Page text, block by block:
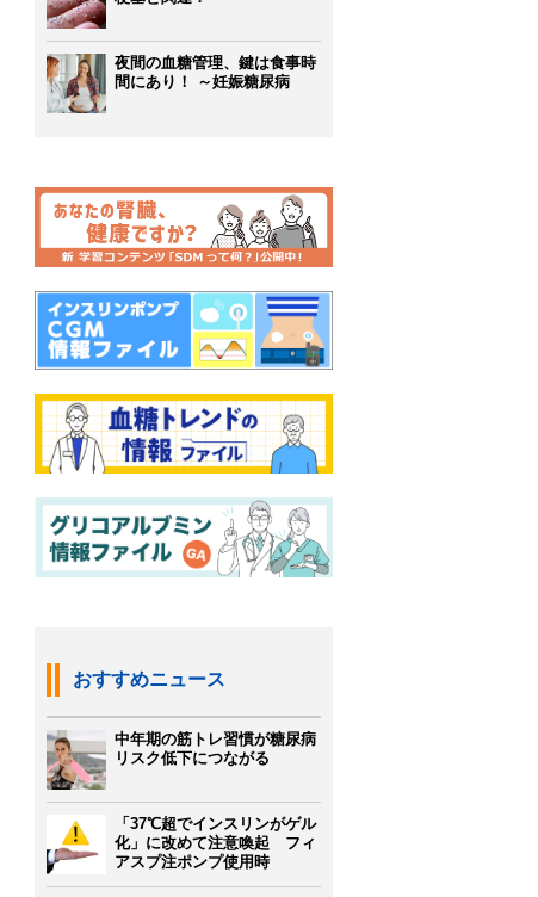
夜間の血糖管理、鍵は食事時
間にあり！ ～妊娠糖尿病
おすすめニュース
中年期の筋トレ習慣が糖尿病
リスク低下につながる
「37℃超でインスリンがゲル
化」に改めて注意喚起 フィ
アスプ注ポンプ使用時